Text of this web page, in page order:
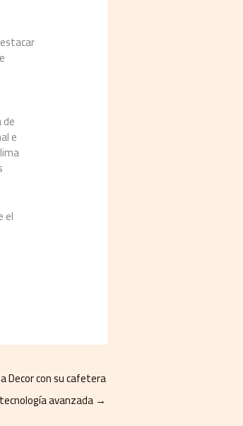
e
el
Decor con su cafetera
avanzada →